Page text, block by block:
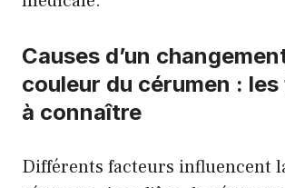
Causes d’un
couleur du cérumen :
à connaître
Différents facteurs influencent